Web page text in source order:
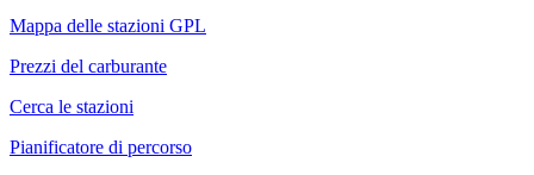
Mappa delle stazioni GPL
Prezzi del carburante
Cerca le stazioni
Pianificatore di percorso